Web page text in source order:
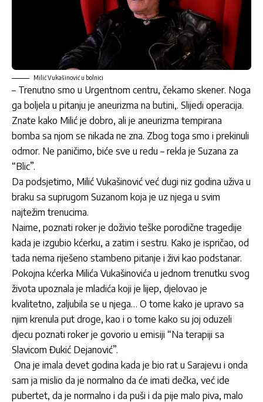
Milić Vukašinović u bolnici
– Trenutno smo u Urgentnom centru, čekamo skener. Noga
ga boljela u pitanju je aneurizma na butini,. Slijedi operacija.
Znate kako Milić je dobro, ali je aneurizma tempirana
bomba sa njom se nikada ne zna. Zbog toga smo i prekinuli
odmor. Ne paničimo, biće sve u redu – rekla je Suzana za
“Blic”.
Da podsjetimo, Milić Vukašinović već dugi niz godina uživa u
braku sa suprugom Suzanom koja je uz njega u svim
najtežim trenucima.
Naime, poznati roker je doživio teške porodične tragedije
kada je izgubio kćerku, a zatim i sestru. Kako je ispričao, od
tada nema riješeno stambeno pitanje i živi kao podstanar.
Pokojna kćerka Milića Vukašinovića u jednom trenutku svog
života upoznala je mladića koji je lijep, djelovao je
kvalitetno, zaljubila se u njega… O tome kako je upravo sa
njim krenula put droge, kao i o tome kako su joj oduzeli
djecu poznati roker je govorio u emisiji “Na terapiji sa
Slavicom Đukić Dejanović”.
Ona je imala devet godina kada je bio rat u Sarajevu i onda
sam ja mislio da je normalno da će imati dečka, već ide
pubertet, da je normalno i da puši i da pije malo piva, malo